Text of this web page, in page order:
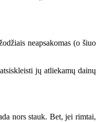
neapsakomas (o šiuo
jų atliekamų dainų
nors stauk. Bet, jei rimtai,